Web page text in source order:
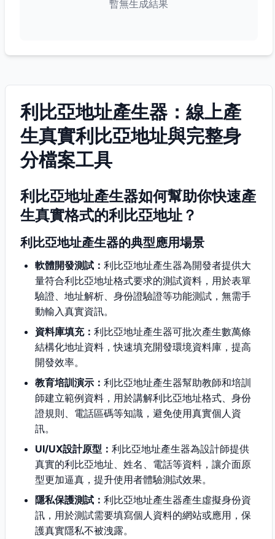
暫無生成結果
利比亞地址產生器：線上產
生真實利比亞地址與完整身
分檔案工具
利比亞地址產生器如何幫助你快速產
生真實格式的利比亞地址？
利比亞地址產生器的典型應用場景
軟體開發測試： 利比亞地址產生器為開發者提供大
量符合利比亞地址格式要求的測試資料，用於表單
驗證、地址解析、身份證驗證等功能測試，無需手
動輸入真實資訊。
資料庫填充： 利比亞地址產生器可批次產生數萬條
結構化地址資料，快速填充開發環境資料庫，提高
開發效率。
教育培訓演示： 利比亞地址產生器幫助教師和培訓
師建立範例資料，用於講解利比亞地址格式、身份
證規則、電話區碼等知識，避免使用真實個人資
訊。
UI/UX設計原型： 利比亞地址產生器為設計師提供
真實的利比亞地址、姓名、電話等資料，讓介面原
型更加逼真，提升使用者體驗測試效果。
隱私保護測試： 利比亞地址產生器產生虛擬身份資
訊，用於測試需要填寫個人資料的網站或應用，保
護真實隱私不被洩露。